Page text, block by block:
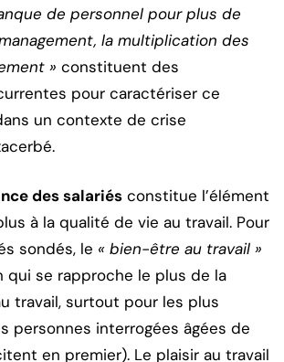
de personnel pour plus de
la multiplication des
» constituent des
pour caractériser ce
un contexte de crise
des salariés constitue l’élément
à la qualité de vie au travail. Pour
sondés, le « bien-être au travail »
qui se rapproche le plus de la
travail, surtout pour les plus
personnes interrogées âgées de
en premier). Le plaisir au travail